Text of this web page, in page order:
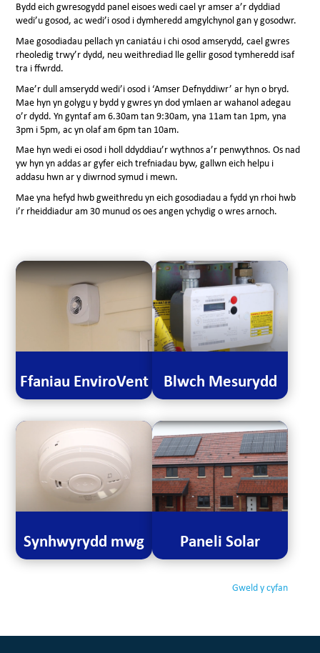
Bydd eich gwresogydd panel eisoes wedi cael yr amser a’r dyddiad
wedi’u gosod, ac wedi’i osod i dymheredd amgylchynol gan y gosodwr.
Mae gosodiadau pellach yn caniatáu i chi osod amserydd, cael gwres
rheoledig trwy’r dydd, neu weithrediad lle gellir gosod tymheredd isaf
tra i ffwrdd.
Mae’r dull amserydd wedi’i osod i ‘Amser Defnyddiwr’ ar hyn o bryd.
Mae hyn yn golygu y bydd y gwres yn dod ymlaen ar wahanol adegau
o’r dydd. Yn gyntaf am 6.30am tan 9:30am, yna 11am tan 1pm, yna
3pm i 5pm, ac yn olaf am 6pm tan 10am.
Mae hyn wedi ei osod i holl ddyddiau’r wythnos a’r penwythnos. Os nad
yw hyn yn addas ar gyfer eich trefniadau byw, gallwn eich helpu i
addasu hwn ar y diwrnod symud i mewn.
Mae yna hefyd hwb gweithredu yn eich gosodiadau a fydd yn rhoi hwb
i’r rheiddiadur am 30 munud os oes angen ychydig o wres arnoch.
Ffaniau EnviroVent Blwch Mesurydd
Synhwyrydd mwg Paneli Solar
Gweld y cyfan